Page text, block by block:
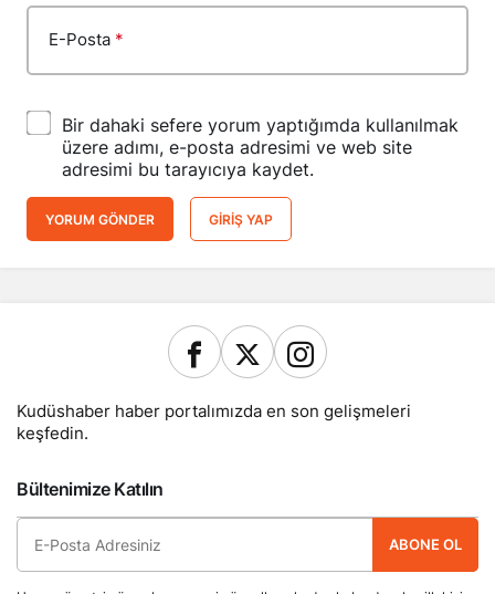
E-Posta *
Bir dahaki sefere yorum yaptığımda kullanılmak
üzere adımı, e-posta adresimi ve web site
adresimi bu tarayıcıya kaydet.
YORUM GÖNDER GIRIŞ YAP
Kudüshaber haber portalımızda en son gelişmeleri
keşfedin.
Bültenimize Katılın
ABONE OL